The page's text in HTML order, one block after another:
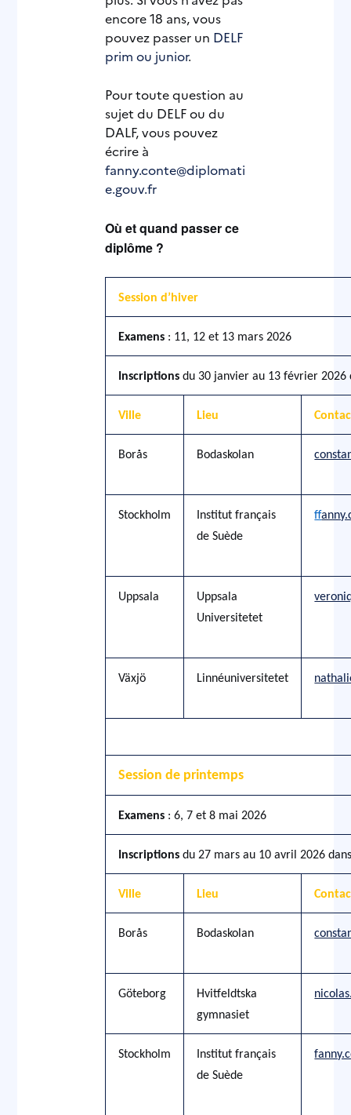
encore 18 ans, vous
pouvez passer un DELF
prim ou junior.
Pour toute question au
sujet du DELF ou du
DALF, vous pouvez
écrire à
fanny.conte@diplomati
e.gouv.fr
Où et quand passer ce
diplôme ?
Session d’hiver
Examens : 11, 12 et 13 mars 2026
Inscriptions du 30 janvier au 13 février 2026
Ville Lieu
Borås Bodaskolan
Stockholm
Institut français
de Suède
f
Uppsala
Uppsala
Universitetet
Växjö Linnéuniversitetet
Session de printemps
Examens : 6, 7 et 8 mai 2026
Inscriptions du 27 mars au 10 avril 2026
Ville Lieu
Borås Bodaskolan
Göteborg
Hvitfeldtska
gymnasiet
Stockholm
Institut français
de Suède